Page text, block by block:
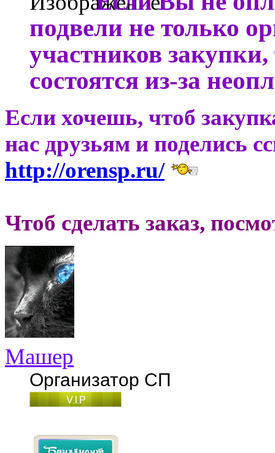
подвели не только
участников
состоятся из-за
Если хочешь, чтоб
нас друзьям и поделись
http://orensp.ru/
Чтоб сделать заказ,
Машер
Организатор СП